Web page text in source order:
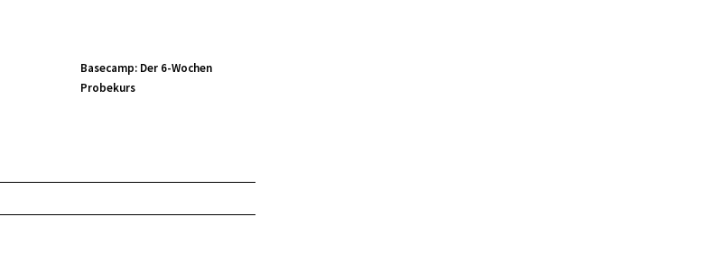
Basecamp: Der 6-Wochen
Probekurs